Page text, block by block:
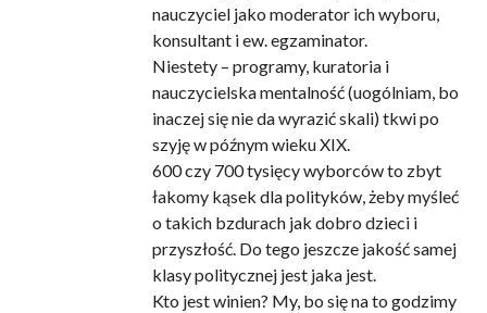
nauczyciel jako moderator ich wyboru,
konsultant i ew. egzaminator.
Niestety – programy, kuratoria i
nauczycielska mentalność (uogólniam, bo
inaczej się nie da wyrazić skali) tkwi po
szyję w późnym wieku XIX.
600 czy 700 tysięcy wyborców to zbyt
łakomy kąsek dla polityków, żeby myśleć
o takich bzdurach jak dobro dzieci i
przyszłość. Do tego jeszcze jakość samej
klasy politycznej jest jaka jest.
Kto jest winien? My, bo się na to godzimy